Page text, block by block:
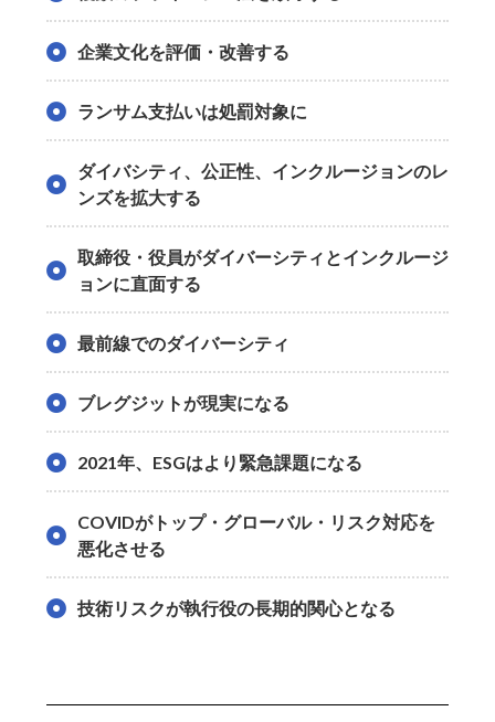
企業文化を評価・改善する
ランサム支払いは処罰対象に
ダイバシティ、公正性、インクルージョンのレ
ンズを拡大する
取締役・役員がダイバーシティとインクルージ
ョンに直面する
最前線でのダイバーシティ
ブレグジットが現実になる
2021年、ESGはより緊急課題になる
COVIDがトップ・グローバル・リスク対応を
悪化させる
技術リスクが執行役の長期的関心となる